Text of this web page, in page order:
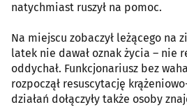
natychmiast ruszył na pomoc.
Na miejscu zobaczył leżącego na
latek nie dawał oznak życia – nie
oddychał. Funkcjonariusz bez
rozpoczął resuscytację
działań dołączyły także osoby